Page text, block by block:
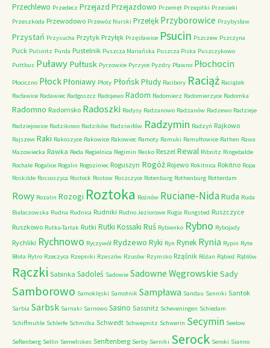
Przechlewo Przedecz Przejazd Przejazdowo Przemęt Przepitki Przesieki
Przeszkoda Przewodowo Przewóz Nurski Przełęk Przyborowice Przybysław
Przystań Przysucha Przytyk Przyłęk Przęsławice Psucin Pszczew Pszczyna
Puck Pulsnitz Purda Pustelnik Puszcza Mariańska Puszcza Piska Puszczykowo
Puttbus Puławy Pułtusk Pyrzowice Pyrzyce Pyzdry Pławno Płochocin
Płociczno PłockPłoniawy Płoty PłońskPłudy Racibory Raciąż Raciążek
Racławice Radawiec Radgoszcz Radojewo Radom Radomierz Radomierzyce Radomka
Radomno Radomsko Radoszki Radysy Radzanowo Radzanów Radzewo Radzieje
Radziejowice Radzikowo Radzików Radziwiłów Radzymin Radzyń Rajkowo
Rajszew Raki Rakoszyce Rakowice Rakowiec Ramoty Ramuki Ramułtowice Rathen Rawa
Mazowiecka Rawka Reda Regielnica Regimin Resko Reszel Rewal Ribnitz Ringebalde
Rochale Rogalice Rogalin Rogoziniec Roguszyn Rogóż Rojewo Rokitnica Rokitno Ropa
Roskilde Rossoszyca Rostock Rostow Roszczyce Rotenburg Rothenburg Rotterdam
Rowy Rozalin Rozogi Roztoka Rożnów Ruciane-NidaRuda Ruda
Białaczowska Rudna Rudnica Rudniki Rudno Jeziorowe Rugia Rungsted Ruszczyce
Ruszkowo Rutka-Tartak Rutki Rutki Kossaki Ruś Rybienko Rybno Rybojady
Rychliki Rychnowo Ryczywół Rydzewo Ryki Ryn Rynek Rynia Rypin Ryte
Błota Rytro Rzeczyca Rzepniki Rzeszów Rzuców Rzymsko Rząśnik Różan Rąbież Rąblów
Rączki Sabinka Sadoleś Sadowie Sadowne Węgrowskie Sady
Samborowo Samoklęski Samotnik Sampława Sandau Sanniki Santok
Sarbia Sarbsk Sarnaki Sarnowo Sasino Sassnitz Scheveningen Schiedam
Schiffmuhle Schleife Schmilka Schwedt Schwepnitz Schwerin Secymin Seelow
Seftenberg Sellin Semeliskes Senftenberg Serby Serniki Serock Seroki Sianno